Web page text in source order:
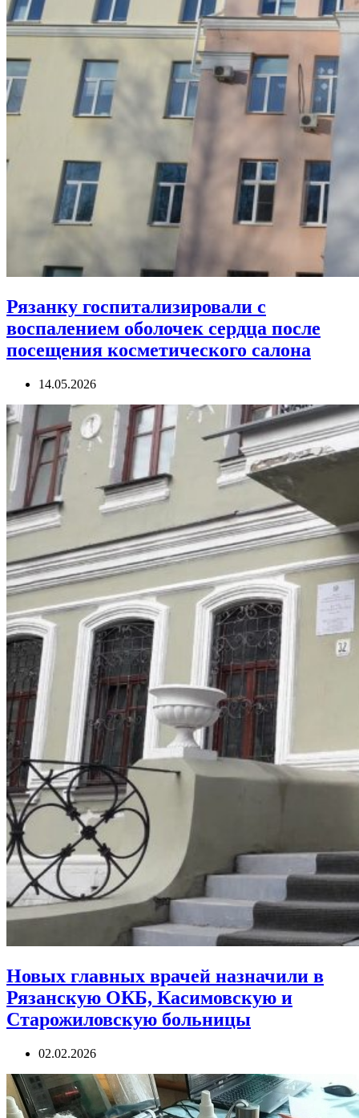
Рязанку госпитализировали с
воспалением оболочек сердца после
посещения косметического салона
14.05.2026
Новых главных врачей назначили в
Рязанскую ОКБ, Касимовскую и
Старожиловскую больницы
02.02.2026